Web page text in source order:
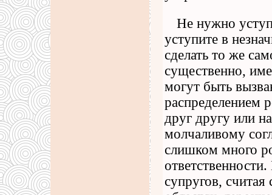
Не нужно
уступите в
сделать то же
существенно,
могут быть
распределением
друг другу или
молчаливому
слишком много
супругов,